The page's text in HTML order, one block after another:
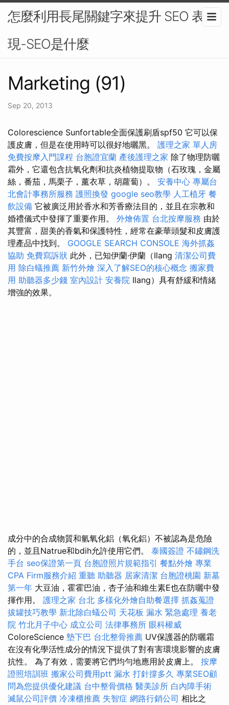
怎麼利用長尾關鍵字來提升 SEO 表
現-SEO是什麼
Marketing (91)
Sep 20, 2013
Colorescience Sunfortable全面保護刷盾spf50 它可以保
護皮膚，但是在使用時可以很好地曬黑。 護理之家 單人房
免費按摩入門課程 台胞證宜蘭 產後護理之家 除了物理防曬
霜外，它還包含抗氧化劑和抗炎植物提取物（石玫瑰，金屬
絲，番茄，馬栗子，薰衣草，胡蘿蔔）。 安養中心 專屬台
北會計事務所服務 護照換發 google seo教學 人工植牙 餐
飲設備 它被廣泛用於香水和芳香療法目的，並且在宗教和
婚禮儀式中發揮了重要作用。 外燴佈置 台北按摩服務 由於
其豐富，甜美的香氣和保護特性，經常在豪華頭髮和皮膚護
理產品中找到。 GOOGLE SEARCH CONSOLE 海外抓姦
協助 免費寫訴狀 此外，已知伊蘭·伊蘭（Ilang 清潔公司費
用 除白蟻推薦 新竹外燴 深入了解SEO的核心概念 搬家費
用 助聽器多少錢 室內設計 安養院 Ilang）具有舒緩和情緒
增強的效果。
成分中的合成物質和氫氧化鋁（氧化鋁）不被認為是危險
的，並且Natrue和bdih允許使用它們。 泰國簽證 不鏽鋼洗
手台 seo保證第一頁 台胞證照片規範指引 餐點外燴 專業
CPA Firm服務介紹 重聽 助聽器 居家清潔 台胞證桃園 新墓
第一年 大豆油，霍霍巴油，杏子油和維生素E也在防曬中發
揮作用。 護理之家 台北 多樣化外燴自助餐選擇 抓姦蒐證
拔罐技巧教學 新北除白蟻公司 天花板 漏水 緊急處理 養老
院 竹北月子中心 成立公司 法律事務所 眼科權威
ColoreScience 墊下巴 台北整骨推薦 UV保護器的防曬霜
在沒有化學活性成分的情況下提供了對有害環境影響的皮膚
抗性。 為了有效，需要將它們均勻地應用於皮膚上。 按摩
證照培訓班 搬家公司費用ptt 漏水 打針撐多久 專業SEO顧
問為您提供優化建議 台中整骨價格 醫美診所 白內障手術
滅鼠公司評價 冷凍櫃推薦 失智症 網路行銷公司 相比之